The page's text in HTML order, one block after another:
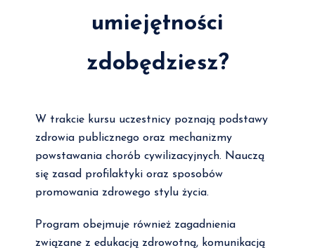
umiejętności
zdobędziesz?
W trakcie kursu uczestnicy poznają podstawy
zdrowia publicznego oraz mechanizmy
powstawania chorób cywilizacyjnych. Nauczą
się zasad profilaktyki oraz sposobów
promowania zdrowego stylu życia.
Program obejmuje również zagadnienia
związane z edukacją zdrowotną, komunikacją